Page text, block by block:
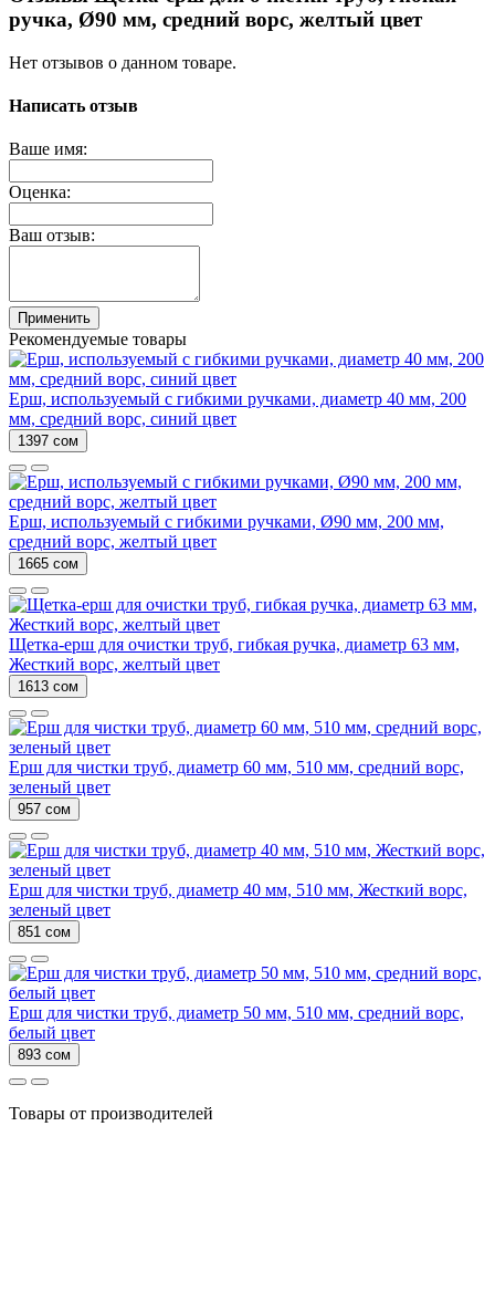
ручка, Ø90 мм, средний ворс, желтый цвет
Нет отзывов о данном товаре.
Написать отзыв
Ваше имя:
Оценка:
Ваш отзыв:
Применить
Рекомендуемые товары
Ерш, используемый с гибкими ручками, диаметр 40 мм, 200
мм, средний ворс, синий цвет
1397 сом
Ерш, используемый с гибкими ручками, Ø90 мм, 200 мм,
средний ворс, желтый цвет
1665 сом
Щетка-ерш для очистки труб, гибкая ручка, диаметр 63 мм,
Жесткий ворс, желтый цвет
1613 сом
Ерш для чистки труб, диаметр 60 мм, 510 мм, средний ворс,
зеленый цвет
957 сом
Ерш для чистки труб, диаметр 40 мм, 510 мм, Жесткий ворс,
зеленый цвет
851 сом
Ерш для чистки труб, диаметр 50 мм, 510 мм, средний ворс,
белый цвет
893 сом
Товары от производителей